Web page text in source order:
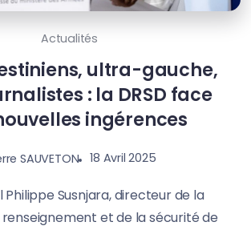
Actualités
ultra-gauche,
: la DRSD face
ingérences
SAUVETON 18 Avril 2025
Philippe Susnjara, directeur de la
et de la sécurité de